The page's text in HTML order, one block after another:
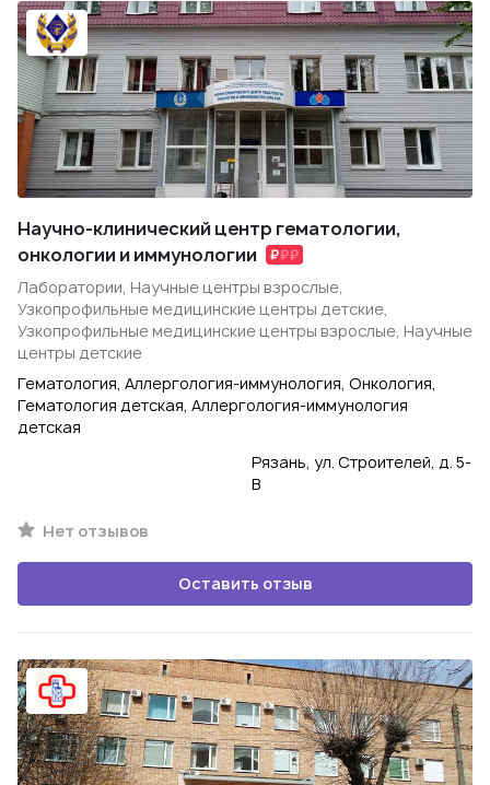
Научно-клинический центр гематологии,
онкологии и иммунологии
Лаборатории, Научные центры взрослые,
Узкопрофильные медицинские центры детские,
Узкопрофильные медицинские центры взрослые, Научные
центры детские
Гематология, Аллергология-иммунология, Онкология,
Гематология детская, Аллергология-иммунология
детская
Рязань, ул. Строителей, д. 5-
В
Нет отзывов
Оставить отзыв